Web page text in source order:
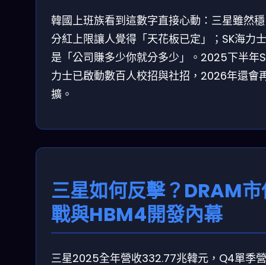
韓國上班族看到這數字直接心動：三星雖然
分紅上限讓人覺得「天花板已定」；SK海力
是「公司賺多少你就分多少」。2025下半年
力士已啟動數百人校招與社招，2026年還會
擴。
三星如何反擊？DRAM
戰與HBM4開發內幕
三星2025全年營收332.77兆韓元，Q4單季